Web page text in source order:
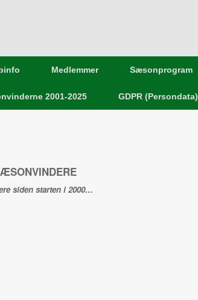
Medlemmer Sæsonprogram
2001-2025 GDPR (Persondata)
siden starten i 2000…